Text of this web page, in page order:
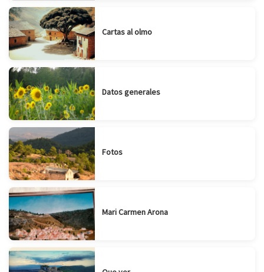
Cartas al olmo
Datos generales
Fotos
Mari Carmen Arona